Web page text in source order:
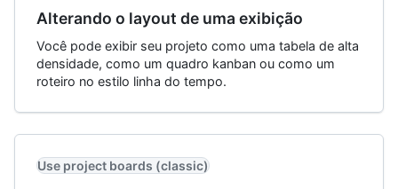
Alterando o layout de uma exibição
Você pode exibir seu projeto como uma tabela de alta
densidade, como um quadro kanban ou como um
roteiro no estilo linha do tempo.
Use project boards (classic)